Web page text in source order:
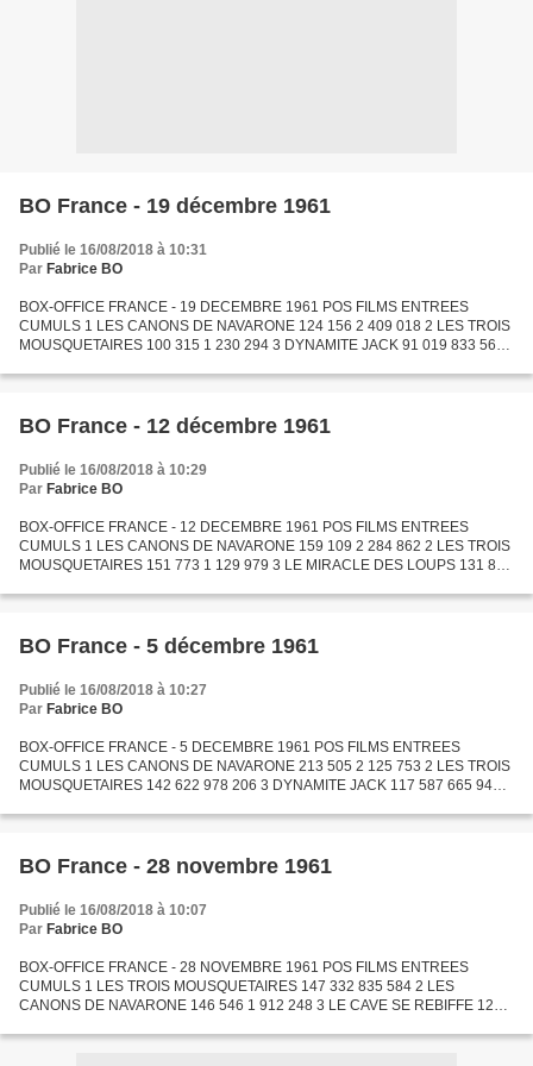
BO France - 19 décembre 1961
Publié le 16/08/2018 à 10:31
Par Fabrice BO
BOX-OFFICE FRANCE - 19 DECEMBRE 1961 POS FILMS ENTREES
CUMULS 1 LES CANONS DE NAVARONE 124 156 2 409 018 2 LES TROIS
MOUSQUETAIRES 100 315 1 230 294 3 DYNAMITE JACK 91 019 833 561
PUITS AUX...
BO France - 12 décembre 1961
Publié le 16/08/2018 à 10:29
Par Fabrice BO
BOX-OFFICE FRANCE - 12 DECEMBRE 1961 POS FILMS ENTREES
CUMULS 1 LES CANONS DE NAVARONE 159 109 2 284 862 2 LES TROIS
MOUSQUETAIRES 151 773 1 129 979 3 LE MIRACLE DES LOUPS 131 885
CELEBRES...
BO France - 5 décembre 1961
Publié le 16/08/2018 à 10:27
Par Fabrice BO
BOX-OFFICE FRANCE - 5 DECEMBRE 1961 POS FILMS ENTREES
CUMULS 1 LES CANONS DE NAVARONE 213 505 2 125 753 2 LES TROIS
MOUSQUETAIRES 142 622 978 206 3 DYNAMITE JACK 117 587 665 942 4
95 525 751...
BO France - 28 novembre 1961
Publié le 16/08/2018 à 10:07
Par Fabrice BO
BOX-OFFICE FRANCE - 28 NOVEMBRE 1961 POS FILMS ENTREES
CUMULS 1 LES TROIS MOUSQUETAIRES 147 332 835 584 2 LES
CANONS DE NAVARONE 146 546 1 912 248 3 LE CAVE SE REBIFFE 123
MIRACLE DES LOUPS...